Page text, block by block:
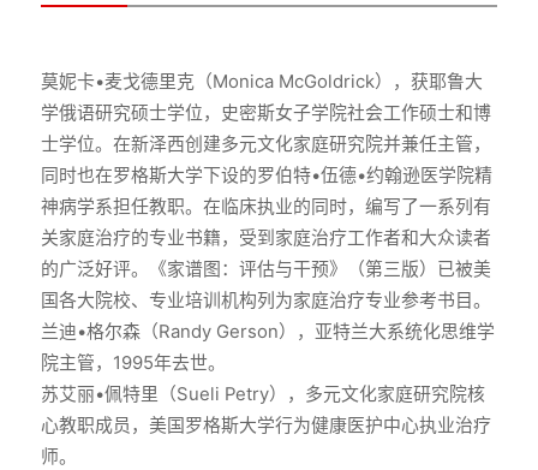
莫妮卡•麦戈德里克（Monica McGoldrick），获耶鲁大
学俄语研究硕士学位，史密斯女子学院社会工作硕士和博
士学位。在新泽西创建多元文化家庭研究院并兼任主管，
同时也在罗格斯大学下设的罗伯特•伍德•约翰逊医学院精
神病学系担任教职。在临床执业的同时，编写了一系列有
关家庭治疗的专业书籍，受到家庭治疗工作者和大众读者
的广泛好评。《家谱图：评估与干预》（第三版）已被美
国各大院校、专业培训机构列为家庭治疗专业参考书目。
兰迪•格尔森（Randy Gerson），亚特兰大系统化思维学
院主管，1995年去世。
苏艾丽•佩特里（Sueli Petry），多元文化家庭研究院核
心教职成员，美国罗格斯大学行为健康医护中心执业治疗
师。